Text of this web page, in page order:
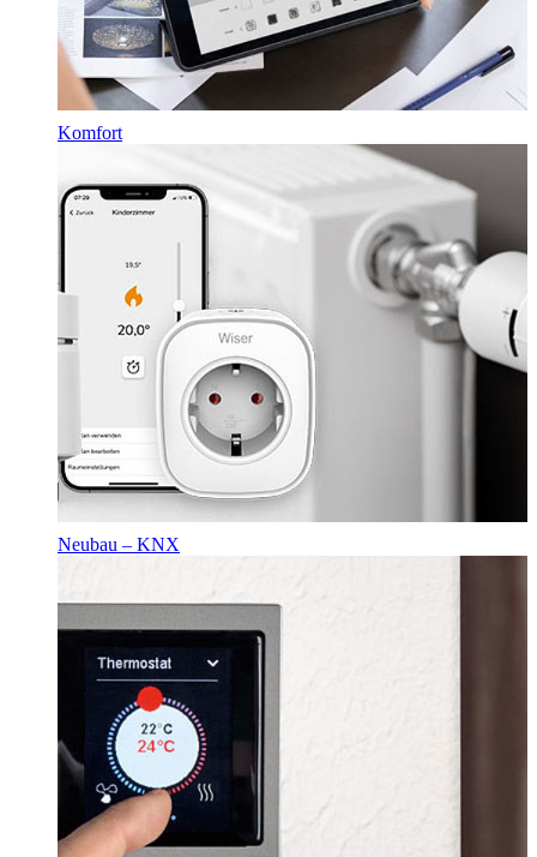
Komfort
Neubau – KNX